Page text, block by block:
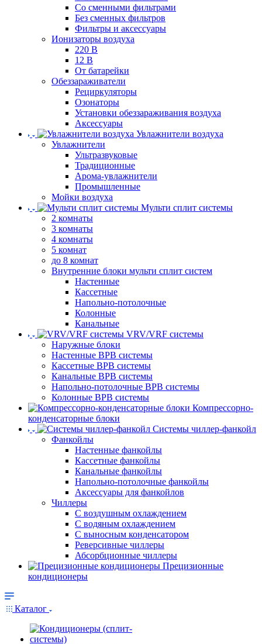
Cо сменными фильтрами
Без сменных фильтров
Фильтры и аксессуары
Ионизаторы воздуха
220 В
12 В
От батарейки
Обеззараживатели
Рециркуляторы
Озонаторы
Установки обеззараживания воздуха
Аксессуары
Увлажнители воздуха
Увлажнители
Ультразвуковые
Традиционные
Арома-увлажнители
Промышленные
Мойки воздуха
Мульти сплит системы
2 комнаты
3 комнаты
4 комнаты
5 комнат
до 8 комнат
Внутренние блоки мульти сплит систем
Настенные
Кассетные
Напольно-потолочные
Колонные
Канальные
VRV/VRF системы
Наружные блоки
Настенные ВРВ системы
Кассетные ВРВ системы
Канальные ВРВ системы
Напольно-потолочные ВРВ системы
Колонные ВРВ системы
Компрессорно-
конденсаторные блоки
Системы чиллер-фанкойл
Фанкойлы
Настенные фанкойлы
Кассетные фанкойлы
Канальные фанкойлы
Напольно-потолочные фанкойлы
Аксессуары для фанкойлов
Чиллеры
С воздушным охлаждением
С водяным охлаждением
С выносным конденсатором
Реверсивные чиллеры
Абсорбционные чиллеры
Прецизионные
кондиционеры
Каталог